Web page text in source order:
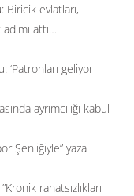
evlatları,
attı…
‘Patronları geliyor
ayrımcılığı kabul
Şenliğiyle” yaza
rahatsızlıkları